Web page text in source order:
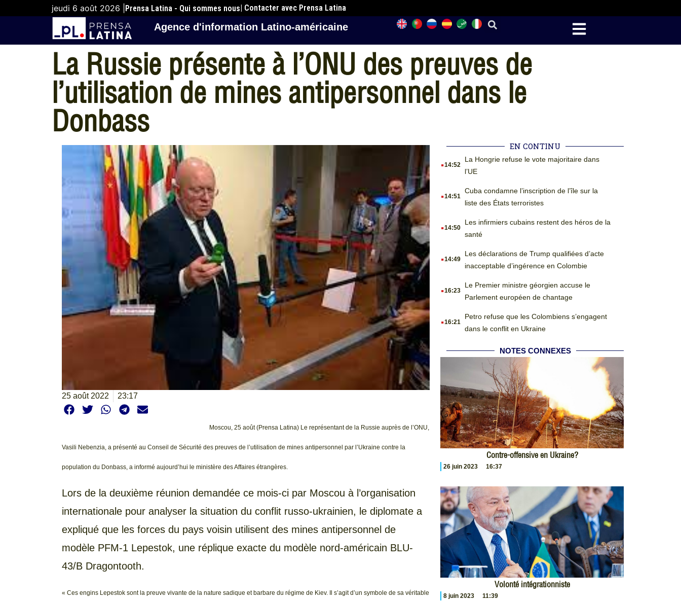
jeudi 6 août 2026 | Prensa Latina - Qui sommes nous| Contacter avec Prensa Latina
Agence d'information Latino-américaine
La Russie présente à l’ONU des preuves de
l’utilisation de mines antipersonnel dans le
Donbass
25 août 2022 23:17
Moscou, 25 août (Prensa Latina) Le représentant de la Russie auprès de l’ONU,
Vasili Nebenzia, a présenté au Conseil de Sécurité des preuves de l’utilisation de mines antipersonnel par l’Ukraine contre la
population du Donbass, a informé aujourd’hui le ministère des Affaires étrangères.
Lors de la deuxième réunion demandée ce mois-ci par Moscou à l’organisation
internationale pour analyser la situation du conflit russo-ukrainien, le diplomate a
expliqué que les forces du pays voisin utilisent des mines antipersonnel de
modèle PFM-1 Lepestok, une réplique exacte du modèle nord-américain BLU-
43/B Dragontooth.
« Ces engins Lepestok sont la preuve vivante de la nature sadique et barbare du régime de Kiev. Il s’agit d’un symbole de sa véritable
EN CONTINU
.14:52
La Hongrie refuse le vote majoritaire dans
l’UE
.14:51
Cuba condamne l’inscription de l’île sur la
liste des États terroristes
.14:50
Les infirmiers cubains restent des héros de la
santé
.14:49
Les déclarations de Trump qualifiées d’acte
inacceptable d’ingérence en Colombie
.16:23
Le Premier ministre géorgien accuse le
Parlement européen de chantage
.16:21
Petro refuse que les Colombiens s’engagent
dans le conflit en Ukraine
NOTES CONNEXES
Contre-offensive en Ukraine?
26 juin 2023 16:37
Volonté intégrationniste
8 juin 2023 11:39